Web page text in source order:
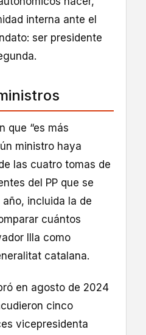
interna ante el
ser presidente
que “es más
ministro haya
las cuatro tomas de
del PP que se
incluida la de
cuántos
Illa como
catalana.
en agosto de 2024
cinco
vicepresidenta